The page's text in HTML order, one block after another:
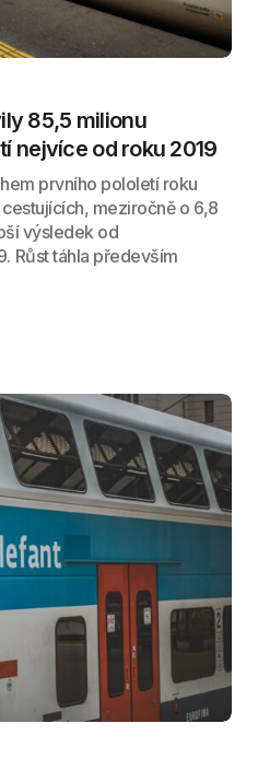
85,5 milionu
nejvíce od roku 2019
prvního pololetí roku
meziročně o 6,8
výsledek od
Růst táhla především